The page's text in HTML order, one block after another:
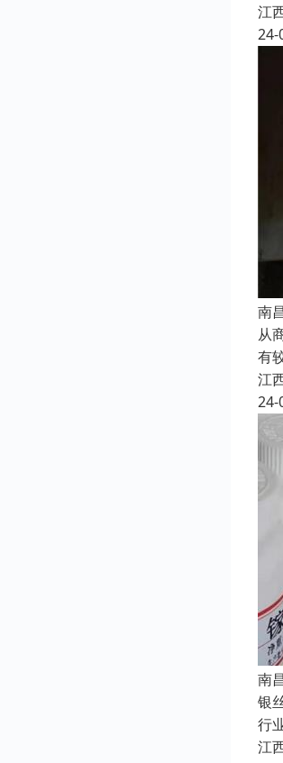
江
24-
南
从
有
江
24-
南
银
行
江